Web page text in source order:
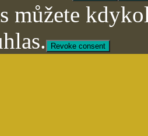
můžete
Revoke consent